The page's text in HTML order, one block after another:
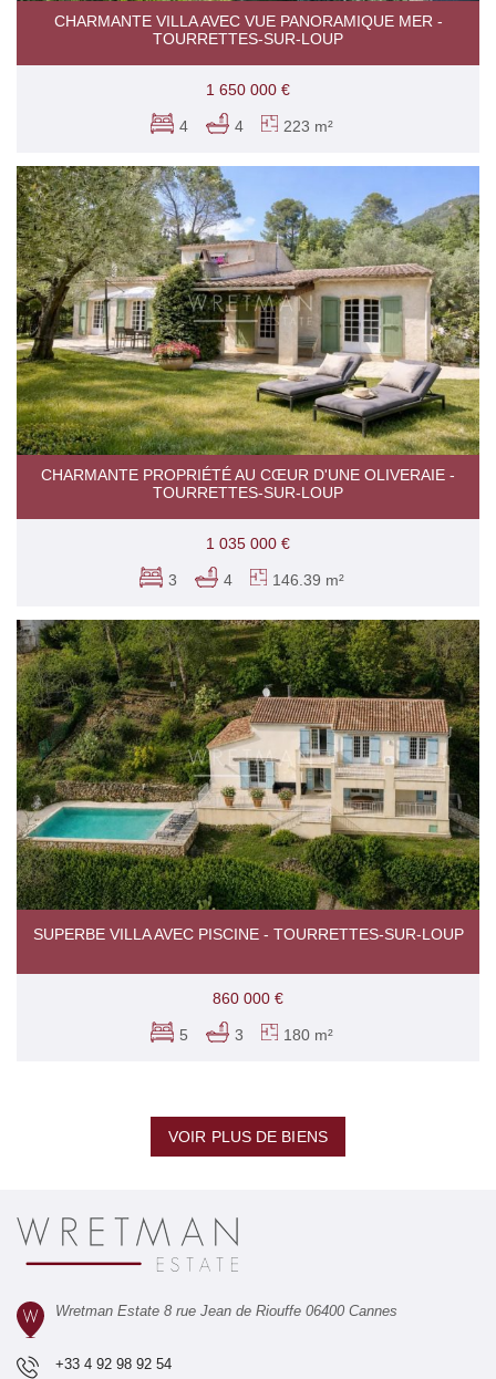
CHARMANTE VILLA AVEC VUE PANORAMIQUE MER -
TOURRETTES-SUR-LOUP
1 650 000 €
4 4 223 m²
CHARMANTE PROPRIÉTÉ AU CŒUR D'UNE OLIVERAIE -
TOURRETTES-SUR-LOUP
1 035 000 €
3 4 146.39 m²
SUPERBE VILLA AVEC PISCINE - TOURRETTES-SUR-LOUP
860 000 €
5 3 180 m²
VOIR PLUS DE BIENS
Wretman Estate 8 rue Jean de Riouffe 06400 Cannes
+33 4 92 98 92 54